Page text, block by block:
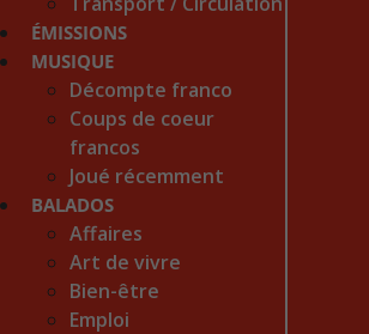
ÉMISSIONS
MUSIQUE
Décompte franco
Coups de coeur
francos
Joué récemment
BALADOS
Affaires
Art de vivre
Bien-être
Emploi